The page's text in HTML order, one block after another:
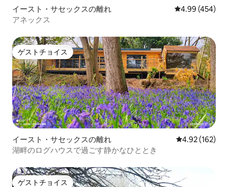
イースト・サセックスの離れ レビュー454
4.99 (454)
アネックス
ゲストチョイス
ゲストチョイス
イースト・サセックスの離れ レビュー162
4.92 (162)
湖畔のログハウスで過ごす静かなひととき
ゲストチョイス